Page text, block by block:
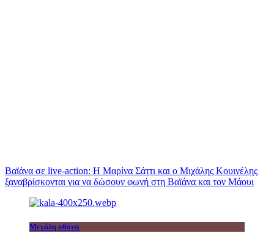
Βαϊάνα σε live-action: Η Μαρίνα Σάττι και ο Μιχάλης Κουινέλης
ξαναβρίσκονται για να δώσουν φωνή στη Βαϊάνα και τον Μάουι
Μεγάλη οθόνη